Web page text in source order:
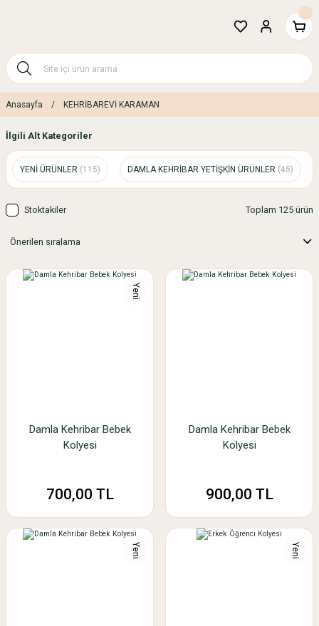
Anasayfa KEHRİBAREVİ KARAMAN
İlgili Alt Kategoriler
YENİ ÜRÜNLER (115) DAMLA KEHRİBAR YETİŞKİN ÜRÜNLER (45)
Stoktakiler Toplam 125 ürün
Yeni
Damla Kehribar Bebek
Kolyesi
700,00 TL
Damla Kehribar Bebek
Kolyesi
900,00 TL
Yeni Yeni